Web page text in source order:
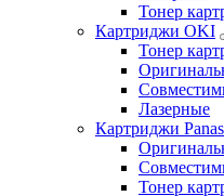
Тонер
Картриджи OKI
Тонер
Лазерные
Картриджи
Тонер